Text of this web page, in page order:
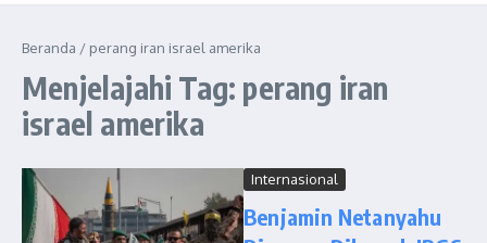
Beranda / perang iran israel amerika
Menjelajahi Tag: perang iran
israel amerika
Internasional
Benjamin Netanyahu